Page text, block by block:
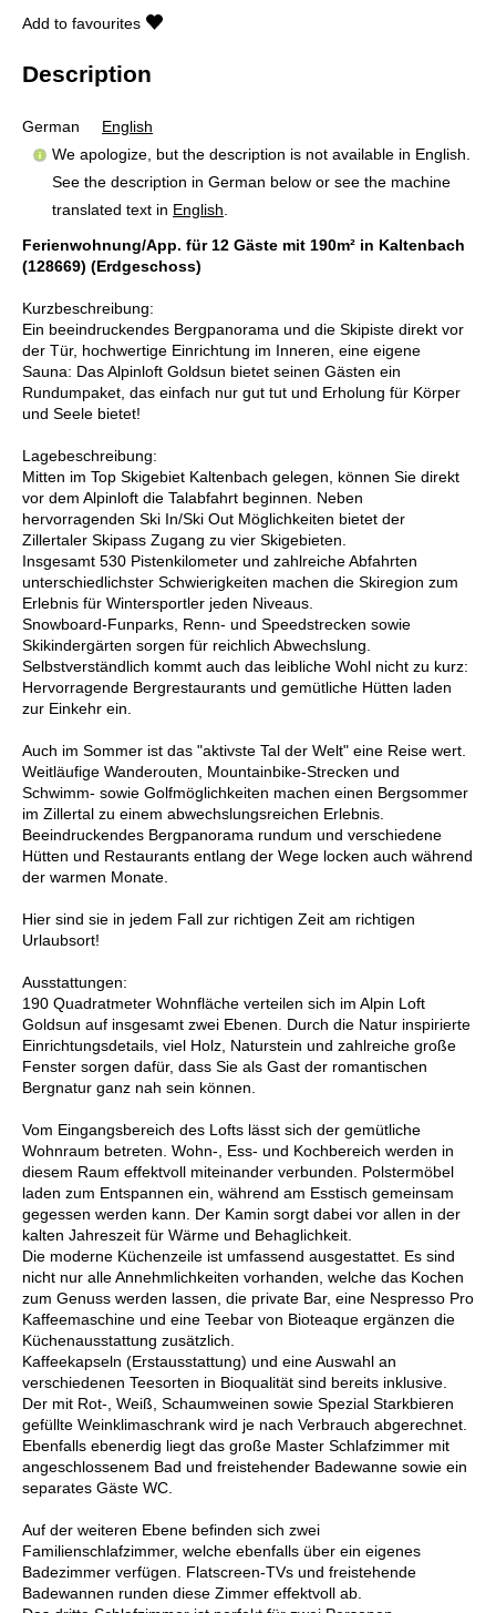
Add to favourites
Description
German
English
We apologize, but the description is not available in English.
See the description in German below or see the machine
translated text in English
Ferienwohnung/App. für 12 Gäste mit 190m² in Kaltenbach
(128669) (Erdgeschoss)
Kurzbeschreibung:
Ein beeindruckendes Bergpanorama und die Skipiste direkt vor
der Tür, hochwertige Einrichtung im Inneren, eine eigene
Sauna: Das Alpinloft Goldsun bietet seinen Gästen ein
Rundumpaket, das einfach nur gut tut und Erholung für Körper
und Seele bietet!
Lagebeschreibung:
Mitten im Top Skigebiet Kaltenbach gelegen, können Sie direkt
vor dem Alpinloft die Talabfahrt beginnen. Neben
hervorragenden Ski In/Ski Out Möglichkeiten bietet der
Zillertaler Skipass Zugang zu vier Skigebieten.
Insgesamt 530 Pistenkilometer und zahlreiche Abfahrten
unterschiedlichster Schwierigkeiten machen die Skiregion zum
Erlebnis für Wintersportler jeden Niveaus.
Snowboard-Funparks, Renn- und Speedstrecken sowie
Skikindergärten sorgen für reichlich Abwechslung.
Selbstverständlich kommt auch das leibliche Wohl nicht zu kurz:
Hervorragende Bergrestaurants und gemütliche Hütten laden
zur Einkehr ein.
Auch im Sommer ist das "aktivste Tal der Welt" eine Reise wert.
Weitläufige Wanderouten, Mountainbike-Strecken und
Schwimm- sowie Golfmöglichkeiten machen einen Bergsommer
im Zillertal zu einem abwechslungsreichen Erlebnis.
Beeindruckendes Bergpanorama rundum und verschiedene
Hütten und Restaurants entlang der Wege locken auch während
der warmen Monate.
Hier sind sie in jedem Fall zur richtigen Zeit am richtigen
Urlaubsort!
Ausstattungen:
190 Quadratmeter Wohnfläche verteilen sich im Alpin Loft
Goldsun auf insgesamt zwei Ebenen. Durch die Natur inspirierte
Einrichtungsdetails, viel Holz, Naturstein und zahlreiche große
Fenster sorgen dafür, dass Sie als Gast der romantischen
Bergnatur ganz nah sein können.
Vom Eingangsbereich des Lofts lässt sich der gemütliche
Wohnraum betreten. Wohn-, Ess- und Kochbereich werden in
diesem Raum effektvoll miteinander verbunden. Polstermöbel
laden zum Entspannen ein, während am Esstisch gemeinsam
gegessen werden kann. Der Kamin sorgt dabei vor allen in der
kalten Jahreszeit für Wärme und Behaglichkeit.
Die moderne Küchenzeile ist umfassend ausgestattet. Es sind
nicht nur alle Annehmlichkeiten vorhanden, welche das Kochen
zum Genuss werden lassen, die private Bar, eine Nespresso Pro
Kaffeemaschine und eine Teebar von Bioteaque ergänzen die
Küchenausstattung zusätzlich.
Kaffeekapseln (Erstausstattung) und eine Auswahl an
verschiedenen Teesorten in Bioqualität sind bereits inklusive.
Der mit Rot-, Weiß, Schaumweinen sowie Spezial Starkbieren
gefüllte Weinklimaschrank wird je nach Verbrauch abgerechnet.
Ebenfalls ebenerdig liegt das große Master Schlafzimmer mit
angeschlossenem Bad und freistehender Badewanne sowie ein
separates Gäste WC.
Auf der weiteren Ebene befinden sich zwei
Familienschlafzimmer, welche ebenfalls über ein eigenes
Badezimmer verfügen. Flatscreen-TVs und freistehende
Badewannen runden diese Zimmer effektvoll ab.